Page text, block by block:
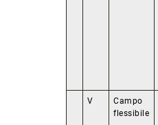
V
Campo
flessibile